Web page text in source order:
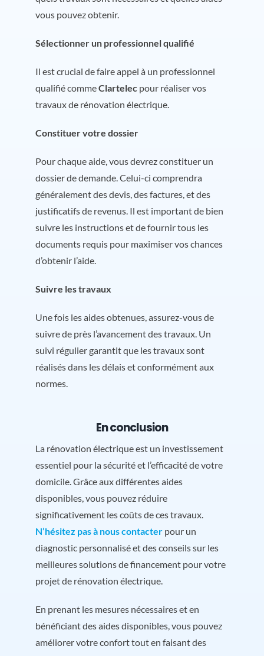
vous pouvez obtenir.
Sélectionner un professionnel qualifié
Il est crucial de faire appel à un professionnel
qualifié commeClartelec pour réaliser vos
travaux de rénovation électrique.
Constituer votre dossier
Pour chaque aide, vous devrez constituer un
dossier de demande. Celui-ci comprendra
généralement des devis, des factures, et des
justificatifs de revenus. Il est important de bien
suivre les instructions et de fournir tous les
documents requis pour maximiser vos chances
d’obtenir l’aide.
Suivre les travaux
Une fois les aides obtenues, assurez-vous de
suivre de près l’avancement des travaux. Un
suivi régulier garantit que les travaux sont
réalisés dans les délais et conformément aux
normes.
En conclusion
La rénovation électrique est un investissement
essentiel pour la sécurité et l’efficacité de votre
domicile. Grâce aux différentes aides
disponibles, vous pouvez réduire
significativement les coûts de ces travaux.
N’hésitez pas à nous contacterpour un
diagnostic personnalisé et des conseils sur les
meilleures solutions de financement pour votre
projet de rénovation électrique.
En prenant les mesures nécessaires et en
bénéficiant des aides disponibles, vous pouvez
améliorer votre confort tout en faisant des